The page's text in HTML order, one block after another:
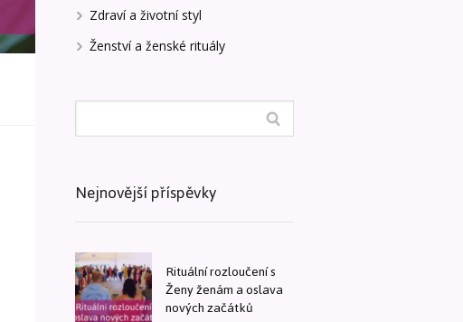
Zdraví a životní styl
Ženství a ženské rituály
Nejnovější příspěvky
Rituální rozloučení s
Ženy ženám a oslava
nových začátků